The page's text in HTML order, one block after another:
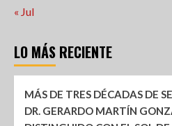
« Jul
LO MÁS RECIENTE
MÁS DE TRES DÉCADAS DE
DR. GERARDO MARTÍN